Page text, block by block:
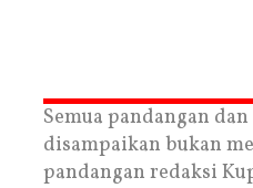
Semua pandangan
disampaikan bukan
pandangan redaksi